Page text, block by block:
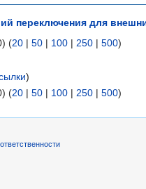
переключения для
(20 | 50 | 100 | 250 | 500)
)
(20 | 50 | 100 | 250 | 500)